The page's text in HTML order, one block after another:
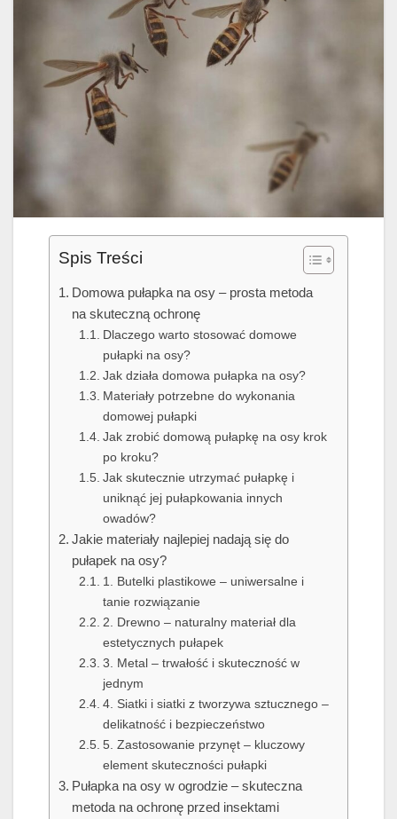
Spis Treści
Domowa pułapka na osy – prosta metoda
na skuteczną ochronę
Dlaczego warto stosować domowe
pułapki na osy?
Jak działa domowa pułapka na osy?
Materiały potrzebne do wykonania
domowej pułapki
Jak zrobić domową pułapkę na osy krok
po kroku?
Jak skutecznie utrzymać pułapkę i
uniknąć jej pułapkowania innych
owadów?
Jakie materiały najlepiej nadają się do
pułapek na osy?
1. Butelki plastikowe – uniwersalne i
tanie rozwiązanie
2. Drewno – naturalny materiał dla
estetycznych pułapek
3. Metal – trwałość i skuteczność w
jednym
4. Siatki i siatki z tworzywa sztucznego –
delikatność i bezpieczeństwo
5. Zastosowanie przynęt – kluczowy
element skuteczności pułapki
Pułapka na osy w ogrodzie – skuteczna
metoda na ochronę przed insektami